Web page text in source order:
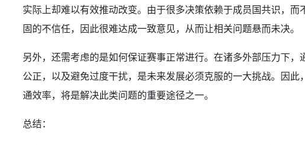
实际上却难以有效推动改变。由于很多决策依赖于成员国共识，而
固的不信任，因此很难达成一致意见，从而让相关问题悬而未决。
另外，还需考虑的是如何保证赛事正常进行。在诸多外部压力下，
公正，以及避免过度干扰，是未来发展必须克服的一大挑战。因此
通效率，将是解决此类问题的重要途径之一。
总结：